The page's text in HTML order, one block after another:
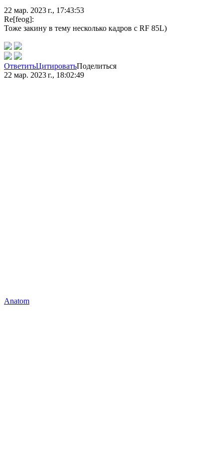
22 мар. 2023 г., 17:43:53
Re[feog]:
Тоже закину в тему несколько кадров с RF 85L)
ОтветитьЦитироватьПоделиться
22 мар. 2023 г., 18:02:49
Anatom